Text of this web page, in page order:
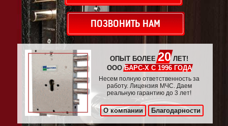
ПОЗВОНИТЬ НАМ
ОПЫТ БОЛЕЕ20ЛЕТ!
ОООБАРС-Х С 1996 ГОДА
Несем полную ответственность за
работу. Лицензия МЧС. Даем
реальную гарантию до 3 лет!
О компании Благодарности